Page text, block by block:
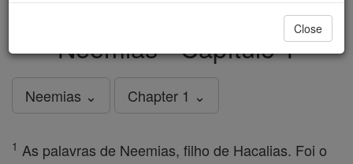
in faith. Thank you.DONATE TODAY >
Neemias - Capítulo 1
Neemias ⌄ Chapter 1 ⌄
1 As palavras de Neemias, filho de Hacalias. Foi o
Close